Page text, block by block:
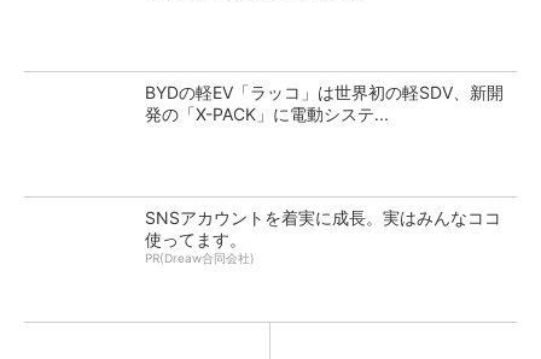
BYDの軽EV「ラッコ」は世界初の軽SDV、新開
発の「X-PACK」に電動システ...
SNSアカウントを着実に成長。実はみんなココ
使ってます。
PR(Dreaw合同会社)